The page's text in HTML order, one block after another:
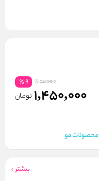
1600000
9
%
1,450,000 تومان
محصولات مو
بیشتر